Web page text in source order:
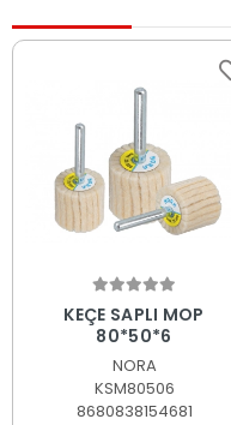
KEÇE SAPLI MOP
80*50*6
NORA
KSM80506
8680838154681